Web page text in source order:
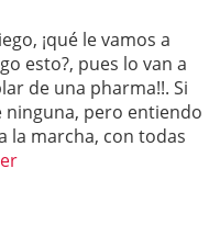
¡qué le vamos a
esto?, pues lo van a
de una pharma!!. Si
pero entiendo
la marcha, con todas